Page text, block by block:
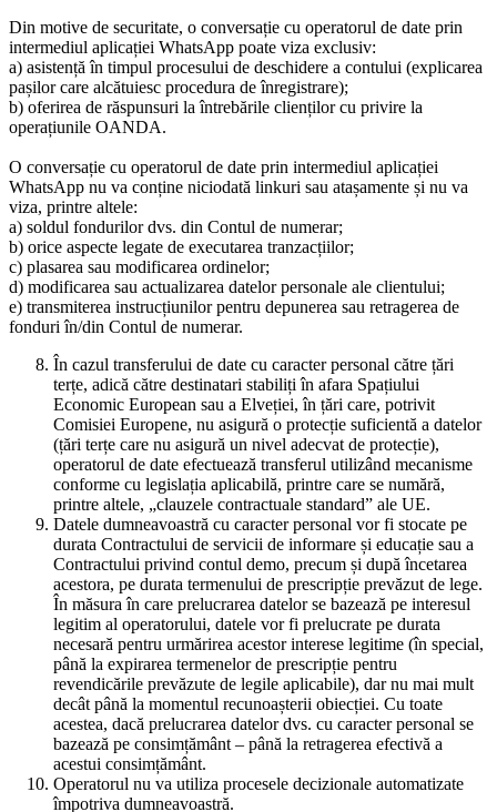
Din motive de securitate, o conversație cu operatorul de date prin
intermediul aplicației WhatsApp poate viza exclusiv:
a) asistență în timpul procesului de deschidere a contului (explicarea
pașilor care alcătuiesc procedura de înregistrare);
b) oferirea de răspunsuri la întrebările clienților cu privire la
operațiunile OANDA.
O conversație cu operatorul de date prin intermediul aplicației
WhatsApp nu va conține niciodată linkuri sau atașamente și nu va
viza, printre altele:
a) soldul fondurilor dvs. din Contul de numerar;
b) orice aspecte legate de executarea tranzacțiilor;
c) plasarea sau modificarea ordinelor;
d) modificarea sau actualizarea datelor personale ale clientului;
e) transmiterea instrucțiunilor pentru depunerea sau retragerea de
fonduri în/din Contul de numerar.
În cazul transferului de date cu caracter personal către țări
terțe, adică către destinatari stabiliți în afara Spațiului
Economic European sau a Elveției, în țări care, potrivit
Comisiei Europene, nu asigură o protecție suficientă a datelor
(țări terțe care nu asigură un nivel adecvat de protecție),
operatorul de date efectuează transferul utilizând mecanisme
conforme cu legislația aplicabilă, printre care se numără,
printre altele, „clauzele contractuale standard” ale UE.
Datele dumneavoastră cu caracter personal vor fi stocate pe
durata Contractului de servicii de informare și educație sau a
Contractului privind contul demo, precum și după încetarea
acestora, pe durata termenului de prescripție prevăzut de lege.
În măsura în care prelucrarea datelor se bazează pe interesul
legitim al operatorului, datele vor fi prelucrate pe durata
necesară pentru urmărirea acestor interese legitime (în special,
până la expirarea termenelor de prescripție pentru
revendicările prevăzute de legile aplicabile), dar nu mai mult
decât până la momentul recunoașterii obiecției. Cu toate
acestea, dacă prelucrarea datelor dvs. cu caracter personal se
bazează pe consimțământ – până la retragerea efectivă a
acestui consimțământ.
Operatorul nu va utiliza procesele decizionale automatizate
împotriva dumneavoastră.